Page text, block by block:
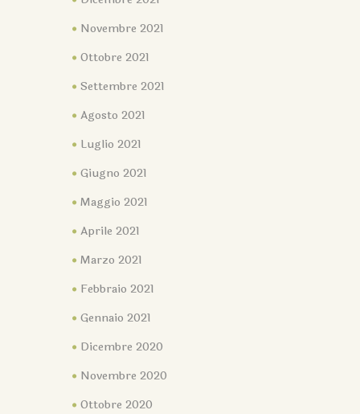
Novembre 2021
Ottobre 2021
Settembre 2021
Agosto 2021
Luglio 2021
Giugno 2021
Maggio 2021
Aprile 2021
Marzo 2021
Febbraio 2021
Gennaio 2021
Dicembre 2020
Novembre 2020
Ottobre 2020